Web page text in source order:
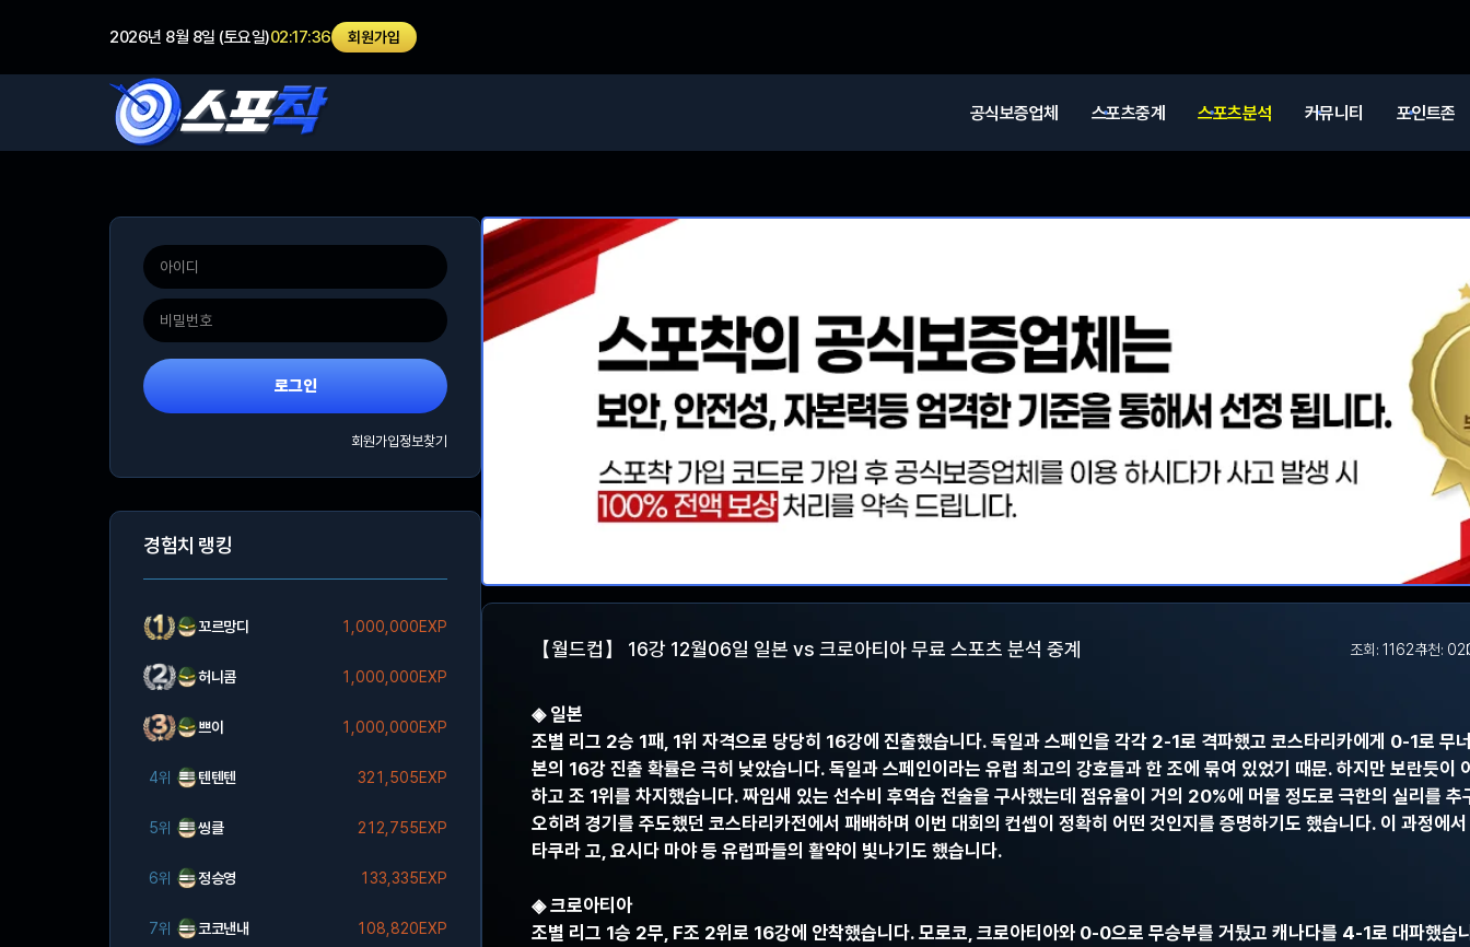
2026년 8월 8일 (토요일)02:17:36 회원가입
공식보증업체 스포츠중계 스포츠분석 커뮤니티 포인트존
로그인
회원가입정보찾기
경험치 랭킹
꼬르망디 1,000,000EXP
허니콤 1,000,000EXP
쁘이 1,000,000EXP
4위 텐텐텐 321,505EXP
5위 씽클 212,755EXP
6위 정승영 133,335EXP
7위 코코낸내 108,820EXP
【월드컵】 16강 12월06일 일본 vs 크로아티아 무료 스포츠 분석 중계 조회: 1162추천: 0
◈ 일본
조별 리그 2승 1패, 1위 자격으로 당당히 16강에 진출했습니다. 독일과 스페인을 각각 2-1로 격파했고 코스타리카에게 0-1로 무
본의 16강 진출 확률은 극히 낮았습니다. 독일과 스페인이라는 유럽 최고의 강호들과 한 조에 묶여 있었기 때문. 하지만 보란듯이
하고 조 1위를 차지했습니다. 짜임새 있는 선수비 후역습 전술을 구사했는데 점유율이 거의 20%에 머물 정도로 극한의 실리를 추
오히려 경기를 주도했던 코스타리카전에서 패배하며 이번 대회의 컨셉이 정확히 어떤 것인지를 증명하기도 했습니다. 이 과정에
타쿠라 고, 요시다 마야 등 유럽파들의 활약이 빛나기도 했습니다.
◈ 크로아티아
조별 리그 1승 2무, F조 2위로 16강에 안착했습니다. 모로코, 크로아티아와 0-0으로 무승부를 거뒀고 캐나다를 4-1로 대파했습